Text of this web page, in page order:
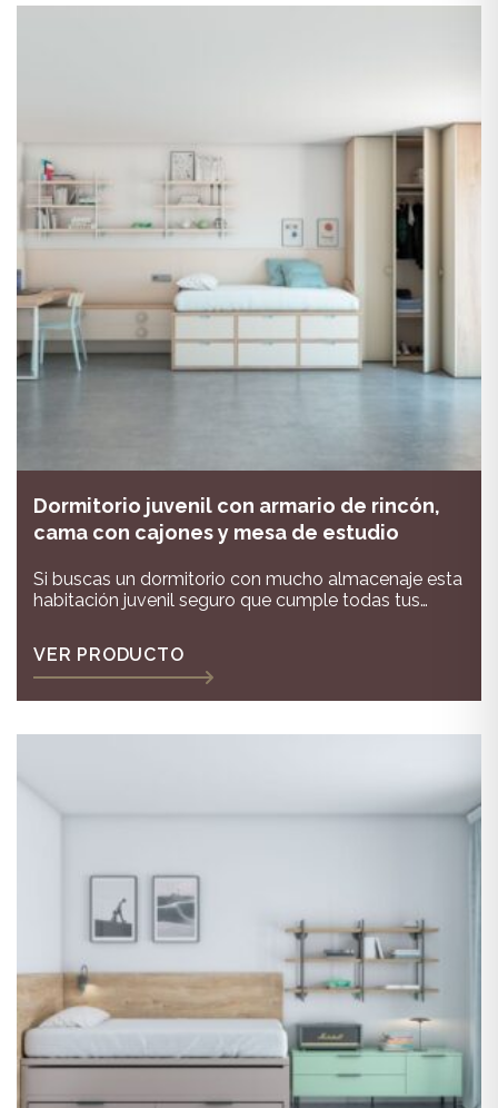
Dormitorio juvenil con armario de rincón,
cama con cajones y mesa de estudio
Si buscas un dormitorio con mucho almacenaje esta
habitación juvenil seguro que cumple todas tus
cama compacto con 6 cajones de gran almacenaje
y una original composición de módulos colgados de
VER PRODUCTO